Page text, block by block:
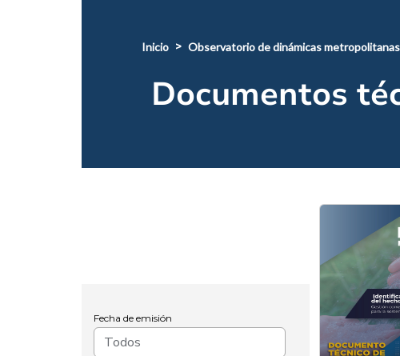
inicio observatorio de dinámicas
Documentos
Fecha de emisión